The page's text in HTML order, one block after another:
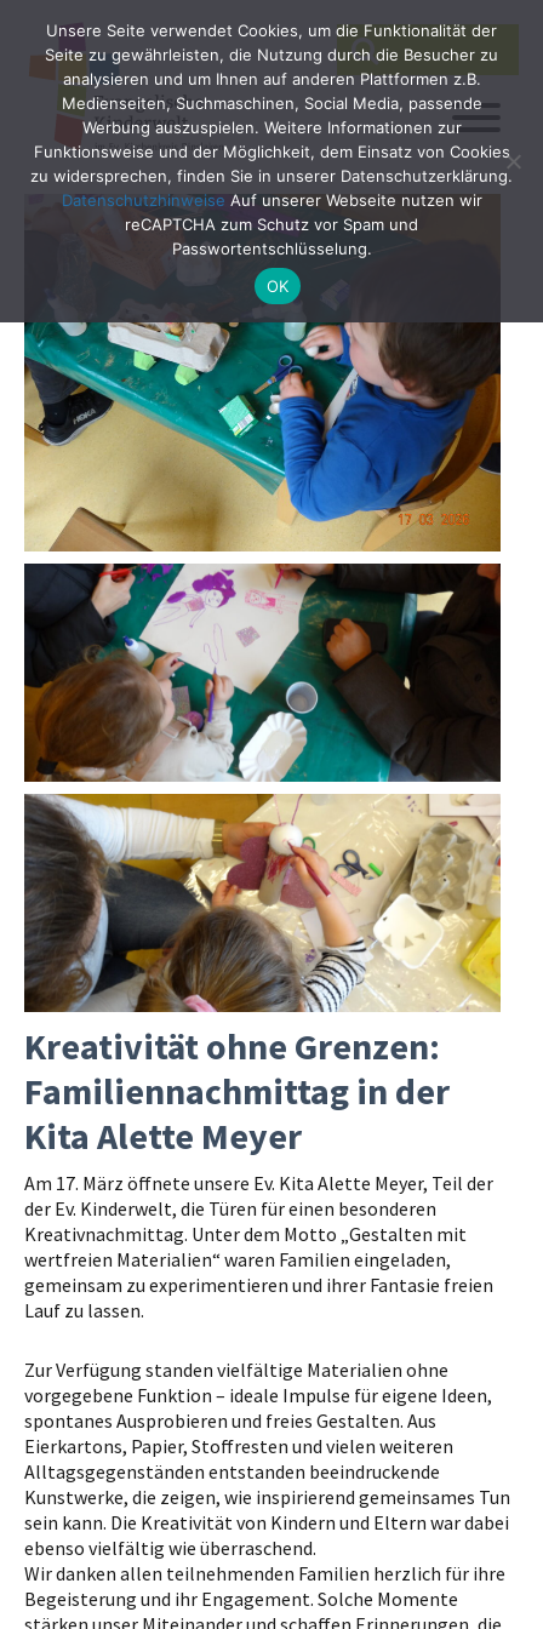
Search
for:
SEARCH
Kreativität ohne Grenzen:
Familiennachmittag in der
Kita Alette Meyer
Am 17. März öffnete unsere Ev. Kita Alette Meyer, Teil der
der Ev. Kinderwelt, die Türen für einen besonderen
Kreativnachmittag. Unter dem Motto „Gestalten mit
wertfreien Materialien“ waren Familien eingeladen,
gemeinsam zu experimentieren und ihrer Fantasie freien
Lauf zu lassen.
Zur Verfügung standen vielfältige Materialien ohne
vorgegebene Funktion – ideale Impulse für eigene Ideen,
spontanes Ausprobieren und freies Gestalten. Aus
Eierkartons, Papier, Stoffresten und vielen weiteren
Alltagsgegenständen entstanden beeindruckende
Kunstwerke, die zeigen, wie inspirierend gemeinsames Tun
sein kann. Die Kreativität von Kindern und Eltern war dabei
ebenso vielfältig wie überraschend.
Wir danken allen teilnehmenden Familien herzlich für ihre
Begeisterung und ihr Engagement. Solche Momente
stärken unser Miteinander und schaffen Erinnerungen, die
Unsere Seite verwendet Cookies, um die Funktionalität der
Seite zu gewährleisten, die Nutzung durch die Besucher zu
analysieren und um Ihnen auf anderen Plattformen z.B.
Medienseiten, Suchmaschinen, Social Media, passende
Werbung auszuspielen. Weitere Informationen zur
Funktionsweise und der Möglichkeit, dem Einsatz von Cookies
zu widersprechen, finden Sie in unserer Datenschutzerklärung.
Datenschutzhinweise Auf unserer Webseite nutzen wir
reCAPTCHA zum Schutz vor Spam und
Passwortentschlüsselung.
OK